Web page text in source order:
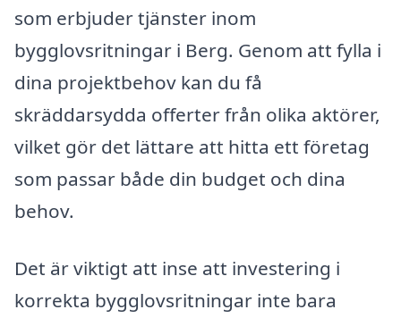
som erbjuder tjänster inom
bygglovsritningar i Berg. Genom att fylla i
dina projektbehov kan du få
skräddarsydda offerter från olika aktörer,
vilket gör det lättare att hitta ett företag
som passar både din budget och dina
behov.
Det är viktigt att inse att investering i
korrekta bygglovsritningar inte bara